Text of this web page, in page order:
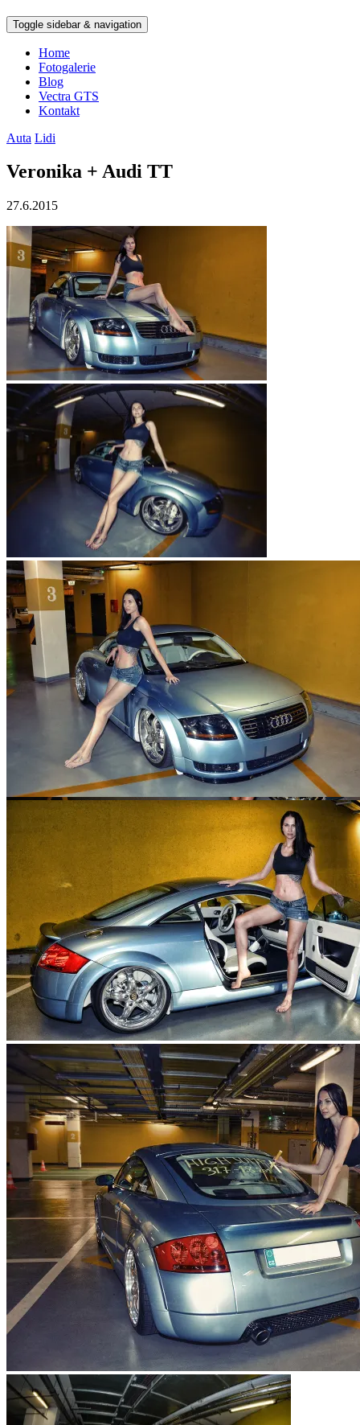
Toggle sidebar & navigation
Home
Fotogalerie
Blog
Vectra GTS
Kontakt
Auta Lidi
Veronika + Audi TT
27.6.2015